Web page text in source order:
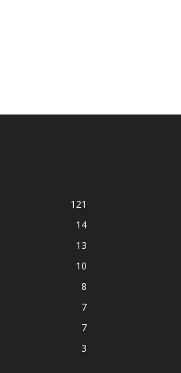
121
14
13
10
8
7
7
3